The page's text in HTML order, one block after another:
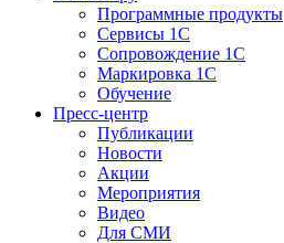
Программные продукты
Сервисы 1С
Сопровождение 1С
Маркировка 1С
Обучение
Пресс-центр
Публикации
Новости
Акции
Мероприятия
Видео
Для СМИ